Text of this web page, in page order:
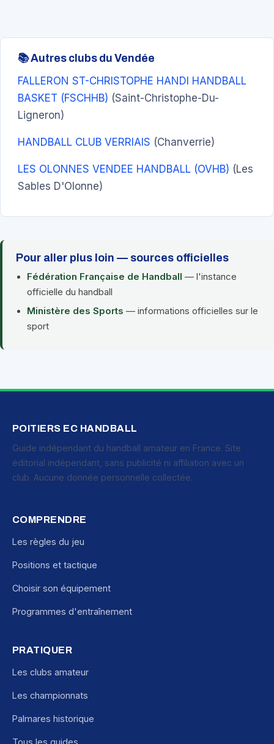
📚 Autres clubs du Vendée
FALLERON ST-CHRISTOPHE HANDI HANDBALL
BASKET (FSCHHB) (Saint-Christophe-Du-
Ligneron)
HANDBALL CLUB VERRIAIS (Chanverrie)
LES OLONNES VENDEE HANDBALL (OVHB) (Les
Sables D'Olonne)
Pour aller plus loin — sources officielles
Fédération Française de Handball — l'instance
officielle du handball
Ministère des Sports — informations officielles sur le
sport
POITIERS EC HANDBALL
Guide indépendant du handball amateur en France. Site
éditorial indépendant, sans publicité ni affiliation avec un
club. Aucune donnée personnelle collectée.
COMPRENDRE
Les règles du jeu
Positions et tactique
Choisir son équipement
Programmes d'entraînement
PRATIQUER
Les clubs amateur
Les championnats
Palmares historique